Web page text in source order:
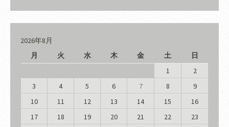
2026年8月
月
火 水 木 金 土 日
1
2
3
4 5 6 7 8
9
10
11 12 13 14 15
16
17
18 19 20 21 22
23